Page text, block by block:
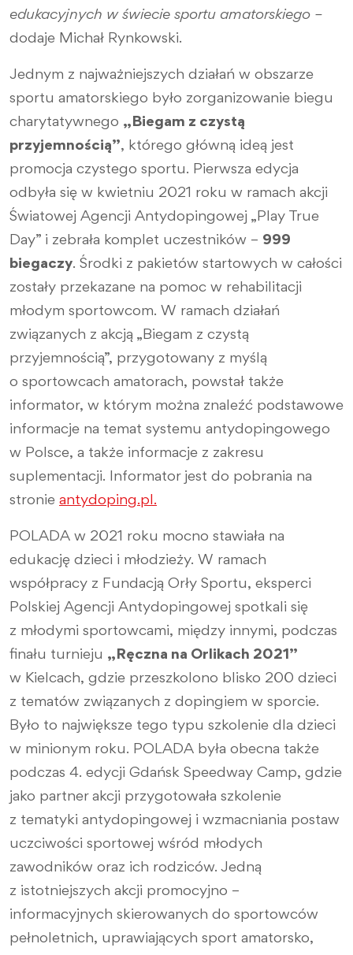
edukacyjnych w świecie sportu amatorskiego –
dodaje Michał Rynkowski.
Jednym z najważniejszych działań w obszarze
sportu amatorskiego było zorganizowanie biegu
charytatywnego „Biegam z czystą
przyjemnością”, którego główną ideą jest
promocja czystego sportu. Pierwsza edycja
odbyła się w kwietniu 2021 roku w ramach akcji
Światowej Agencji Antydopingowej „Play True
Day” i zebrała komplet uczestników – 999
biegaczy. Środki z pakietów startowych w całości
zostały przekazane na pomoc w rehabilitacji
młodym sportowcom. W ramach działań
związanych z akcją „Biegam z czystą
przyjemnością”, przygotowany z myślą
o sportowcach amatorach, powstał także
informator, w którym można znaleźć podstawowe
informacje na temat systemu antydopingowego
w Polsce, a także informacje z zakresu
suplementacji. Informator jest do pobrania na
stronie antydoping.pl.
POLADA w 2021 roku mocno stawiała na
edukację dzieci i młodzieży. W ramach
współpracy z Fundacją Orły Sportu, eksperci
Polskiej Agencji Antydopingowej spotkali się
z młodymi sportowcami, między innymi, podczas
finału turnieju „Ręczna na Orlikach 2021”
w Kielcach, gdzie przeszkolono blisko 200 dzieci
z tematów związanych z dopingiem w sporcie.
Było to największe tego typu szkolenie dla dzieci
w minionym roku. POLADA była obecna także
podczas 4. edycji Gdańsk Speedway Camp, gdzie
jako partner akcji przygotowała szkolenie
z tematyki antydopingowej i wzmacniania postaw
uczciwości sportowej wśród młodych
zawodników oraz ich rodziców. Jedną
z istotniejszych akcji promocyjno –
informacyjnych skierowanych do sportowców
pełnoletnich, uprawiających sport amatorsko,